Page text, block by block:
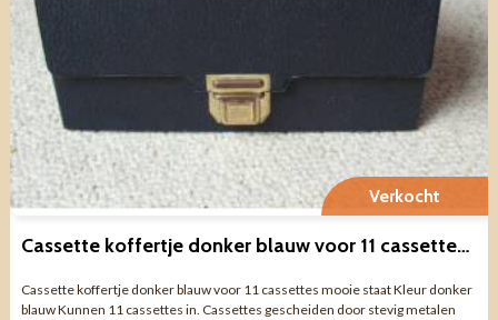
Verkocht
Cassette koffertje donker blauw voor 11 cassettes mooie staat
Cassette koffertje donker blauw voor 11 cassettes mooie staat Kleur donker
blauw Kunnen 11 cassettes in. Cassettes gescheiden door stevig metalen